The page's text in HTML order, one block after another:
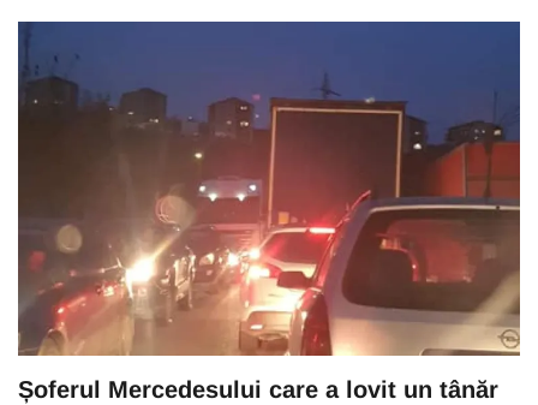
Șoferul Mercedesului care a lovit un tânăr